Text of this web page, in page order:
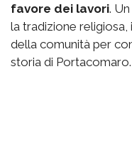
favore dei lavori.
la tradizione religiosa,
della comunità per
storia di Portacomaro.